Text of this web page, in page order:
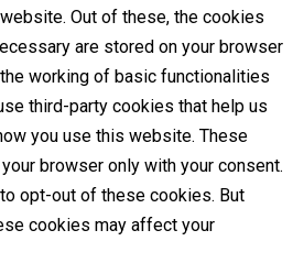
Out of these, the cookies
are stored on your browser
working of basic functionalities
third-party cookies that help us
you use this website. These
browser only with your consent.
opt-out of these cookies. But
cookies may affect your